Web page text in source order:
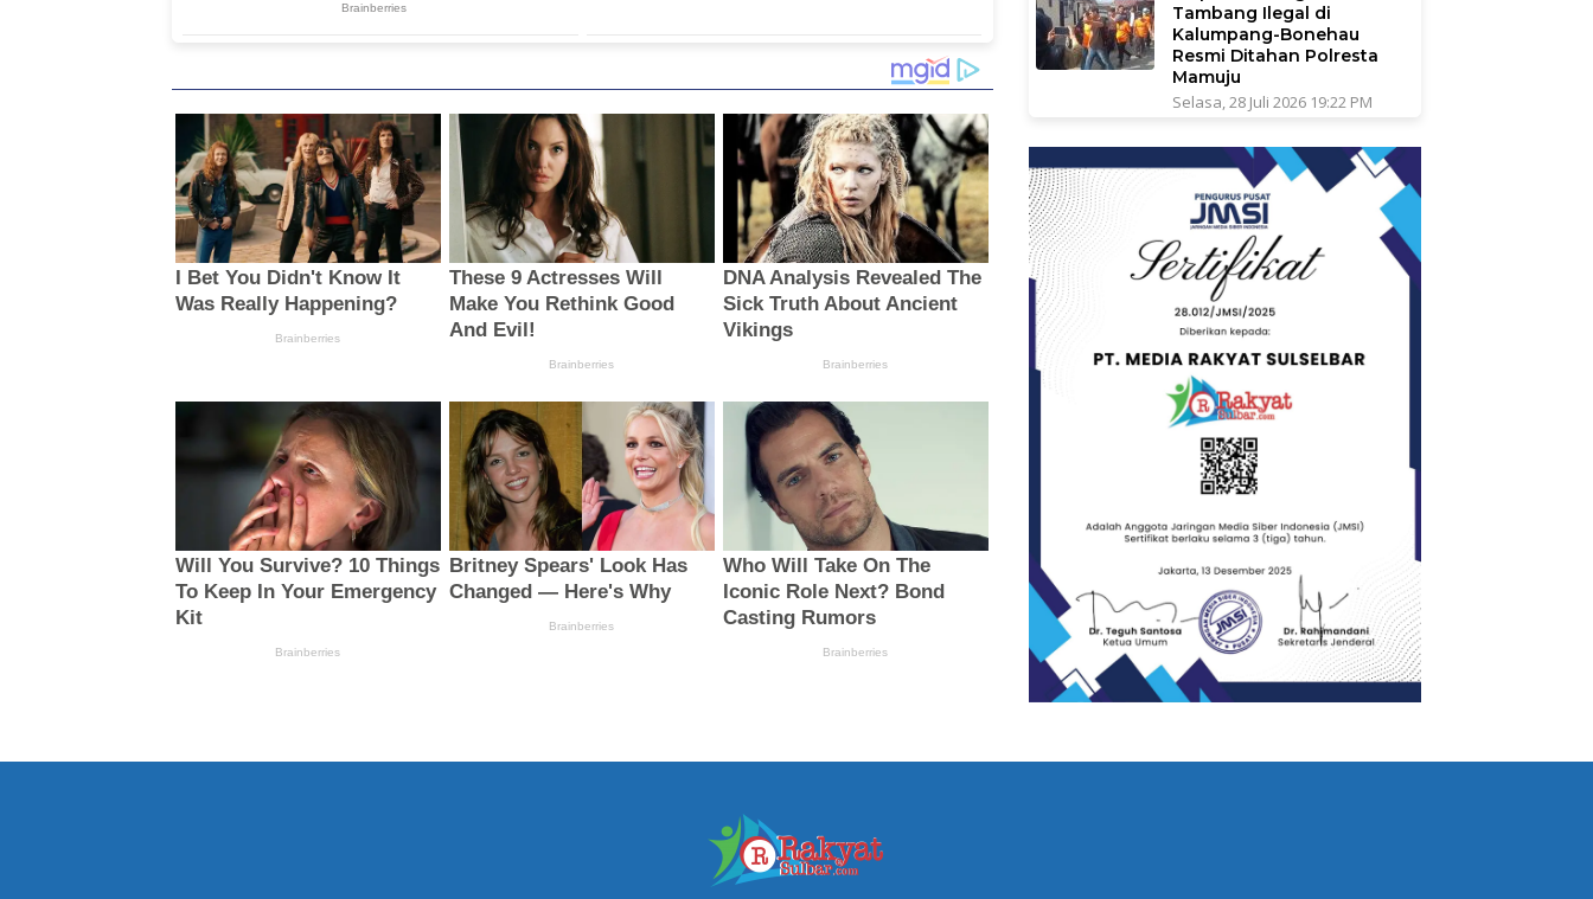
Tambang Ilegal di
Kalumpang-Bonehau
Resmi Ditahan Polresta
Mamuju
Selasa, 28 Juli 2026 19:22 PM